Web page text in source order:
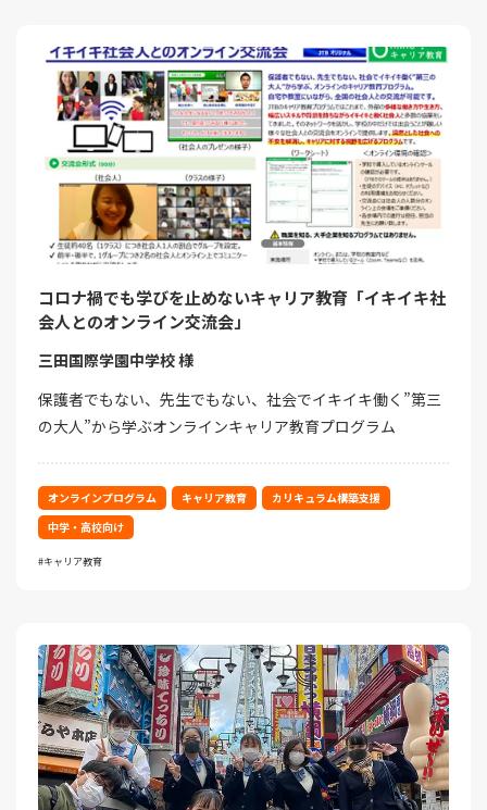
コロナ禍でも学びを止めないキャリア教育「イキイキ社
会人とのオンライン交流会」
三田国際学園中学校 様
保護者でもない、先生でもない、社会でイキイキ働く”第三
の大人”から学ぶオンラインキャリア教育プログラム
オンラインプログラム キャリア教育
カリキュラム構築支援
中学・高校向け
キャリア教育